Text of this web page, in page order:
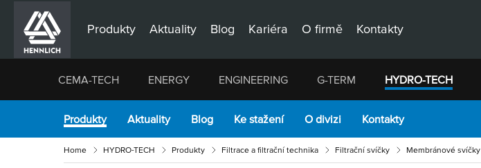
Produkty Aktuality Blog Kariéra O firmě Kontakty
CEMA-TECH ENERGY ENGINEERING G-TERM HYDRO-TECH
Produkty Aktuality Blog Ke stažení O divizi Kontakty
Home HYDRO-TECH Produkty Filtrace a filtrační technika Filtrační svíčky Membránové svíčky